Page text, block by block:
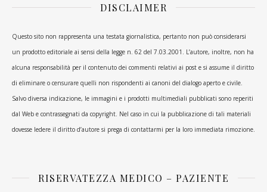
DISCLAIMER
Questo sito non rappresenta una testata giornalistica, pertanto non può considerarsi
un prodotto editoriale ai sensi della legge n. 62 del 7.03.2001. L’autore, inoltre, non ha
alcuna responsabilità per il contenuto dei commenti relativi ai post e si assume il diritto
di eliminare o censurare quelli non rispondenti ai canoni del dialogo aperto e civile.
Salvo diversa indicazione, le immagini e i prodotti multimediali pubblicati sono reperiti
dal Web e contrassegnati da copyright. Nel caso in cui la pubblicazione di tali materiali
dovesse ledere il diritto d’autore si prega di contattarmi per la loro immediata rimozione.
RISERVATEZZA MEDICO – PAZIENTE